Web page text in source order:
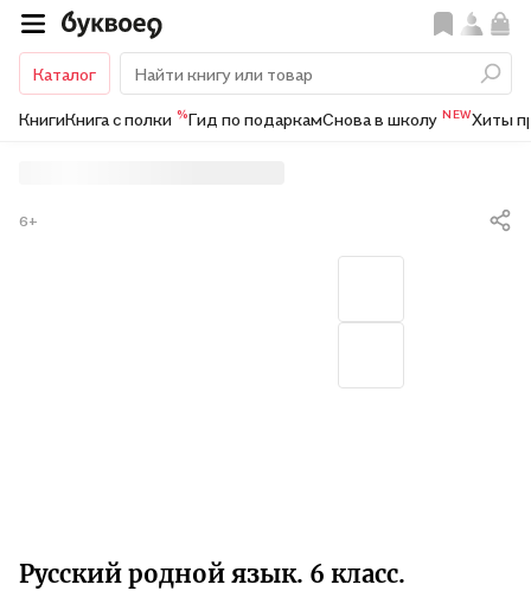
Каталог
КнигиКнига с полки %Гид по подаркамСнова в школу NEWХиты
Русский родной язык. 6 класс.
6+